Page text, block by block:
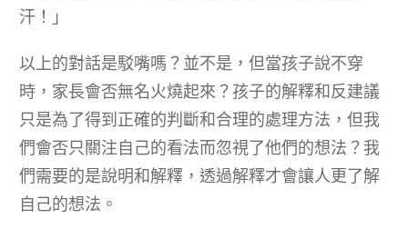
汗！」
以上的對話是駁嘴嗎？並不是，但當孩子說不穿
時，家長會否無名火燒起來？孩子的解釋和反建議
只是為了得到正確的判斷和合理的處理方法，但我
們會否只關注自己的看法而忽視了他們的想法？我
們需要的是說明和解釋，透過解釋才會讓人更了解
自己的想法。